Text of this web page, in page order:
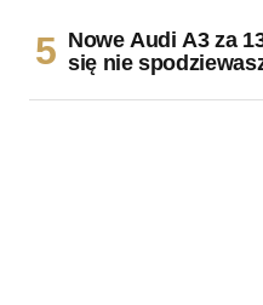
Nowe Audi A3 za
się nie